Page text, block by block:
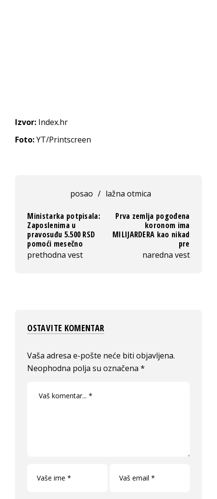
Izvor: Index.hr
Foto:YT/Printscreen
posao / lažna otmica
Ministarka potpisala:
Zaposlenima u
pravosuđu 5.500 RSD
pomoći mesečno
prethodna vest
Prva zemlja pogođena
koronom ima
MILIJARDERA kao nikad
pre
naredna vest
OSTAVITE KOMENTAR
Vaša adresa e-pošte neće biti objavljena.
Neophodna polja su označena*